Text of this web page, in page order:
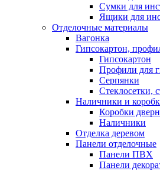
Сумки для
Ящики для
Отделочные материалы
Вагонка
Гипсокартон,
Гипсокартон
Профили для
Серпянки
Стеклосетки,
Наличники и
Коробки
Наличники
Отделка деревом
Панели отделочные
Панели ПВХ
Панели